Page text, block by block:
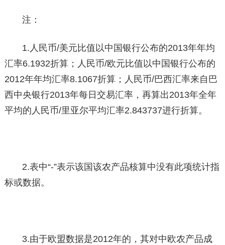
注：
1.人民币/美元比值以中国银行公布的2013年年均
汇率6.1932折算；人民币/欧元比值以中国银行公布的
2012年年均汇率8.1067折算；人民币/巴西汇率来自巴
西中央银行2013年每日交易汇率，再算出2013年全年
平均的人民币/里亚尔平均汇率2.843737进行折算。
2.表中“-”表示该国该农产品核算中没有此项统计指
标或数据。
3.由于欧盟数据是2012年的，其对中欧农产品成